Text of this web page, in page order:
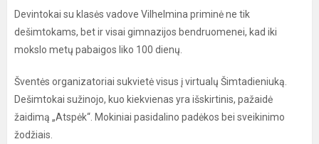
Devintokai su klasės vadove Vilhelmina priminė ne tik
dešimtokams, bet ir visai gimnazijos bendruomenei, kad iki
mokslo metų pabaigos liko 100 dienų.
Šventės organizatoriai sukvietė visus į virtualų Šimtadieniuką.
Dešimtokai sužinojo, kuo kiekvienas yra išskirtinis, pažaidė
žaidimą „Atspėk“. Mokiniai pasidalino padėkos bei sveikinimo
žodžiais.